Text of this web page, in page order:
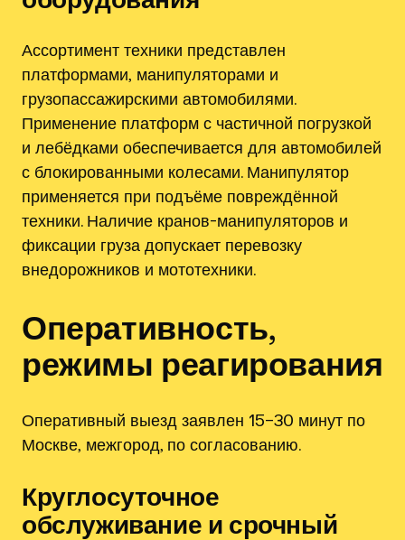
Ассортимент техники представлен
платформами‚ манипуляторами и
грузопассажирскими автомобилями.
Применение платформ с частичной погрузкой
и лебёдками обеспечивается для автомобилей
с блокированными колесами. Манипулятор
применяется при подъёме повреждённой
техники. Наличие кранов-манипуляторов и
фиксации груза допускает перевозку
внедорожников и мототехники.
Оперативность,
режимы реагирования
Оперативный выезд заявлен 15–30 минут по
Москве‚ межгород, по согласованию.
Круглосуточное
обслуживание и срочный